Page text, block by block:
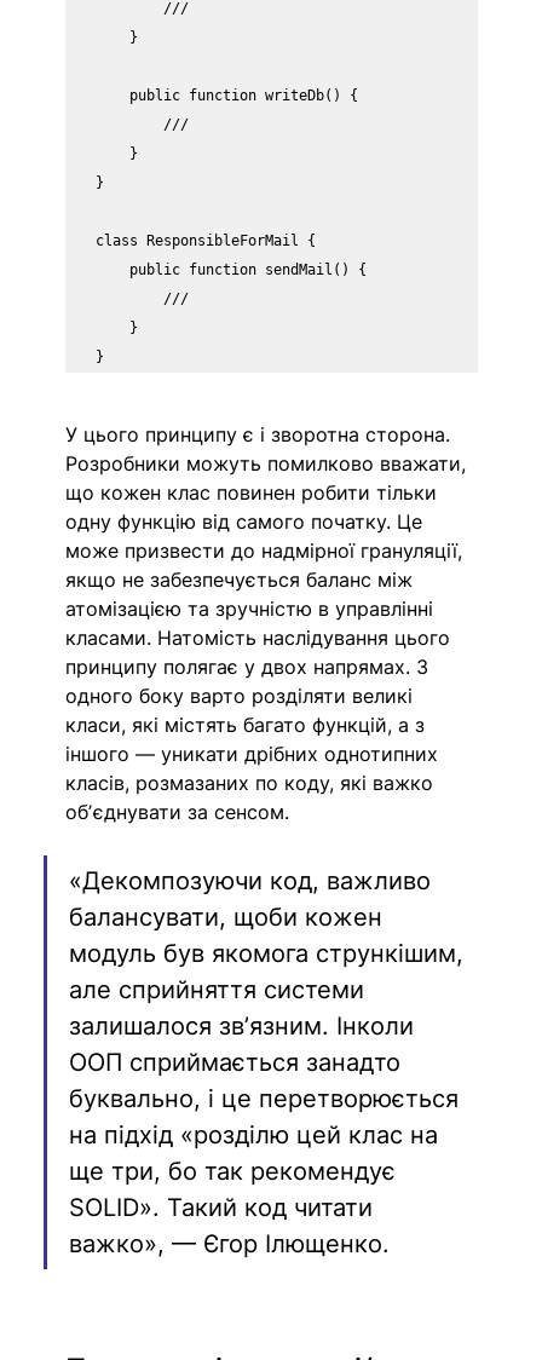
}
class ResponsibleForMail {
У цього принципу є і зворотна сторона.
Розробники можуть помилково вважати,
що кожен клас повинен робити тільки
одну функцію від самого початку. Це
може призвести до надмірної грануляції,
якщо не забезпечується баланс між
атомізацією та зручністю в управлінні
класами. Натомість наслідування цього
принципу полягає у двох напрямах. З
одного боку варто розділяти великі
класи, які містять багато функцій, а з
іншого — уникати дрібних однотипних
класів, розмазаних по коду, які важко
обʼєднувати за сенсом.
«Декомпозуючи код, важливо
балансувати, щоби кожен
модуль був якомога стрункішим,
але сприйняття системи
залишалося звʼязним. Інколи
ООП сприймається занадто
буквально, і це перетворюється
на підхід «розділю цей клас на
ще три, бо так рекомендує
SOLID». Такий код читати
важко», — Єгор Ілющенко.